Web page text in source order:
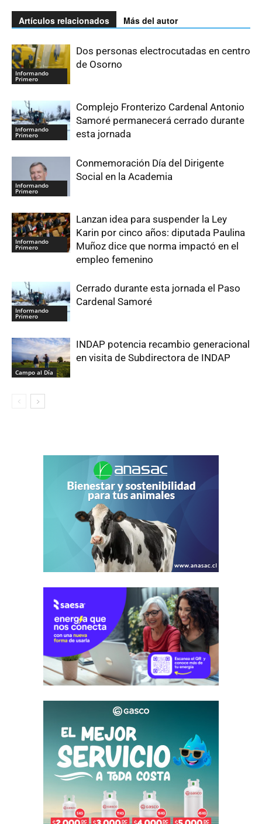
Artículos relacionados Más del autor
Informando
Primero
Dos personas electrocutadas en centro
de Osorno
Informando
Primero
Complejo Fronterizo Cardenal Antonio
Samoré permanecerá cerrado durante
esta jornada
Informando
Primero
Conmemoración Día del Dirigente
Social en la Academia
Informando
Primero
Lanzan idea para suspender la Ley
Karin por cinco años: diputada Paulina
Muñoz dice que norma impactó en el
empleo femenino
Informando
Primero
Cerrado durante esta jornada el Paso
Cardenal Samoré
Campo al Día
INDAP potencia recambio generacional
en visita de Subdirectora de INDAP